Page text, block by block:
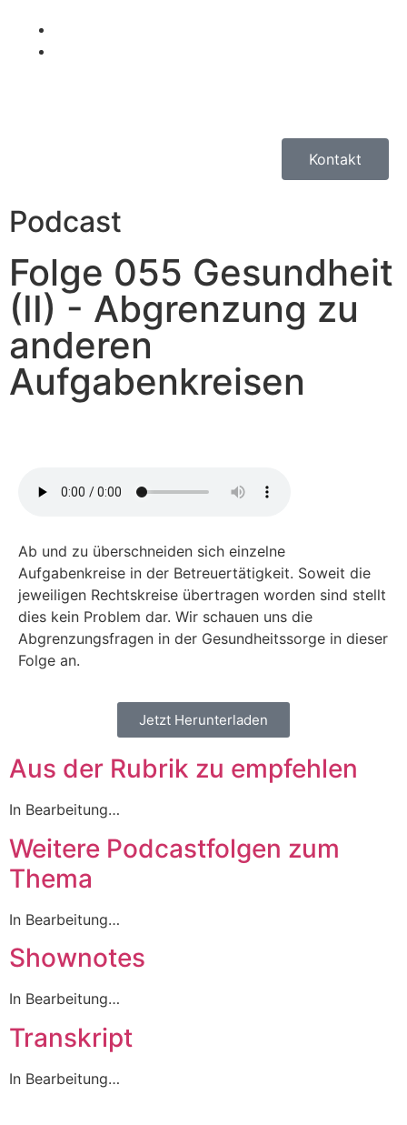
Kontakt
Podcast
Folge 055 Gesundheit
(II) - Abgrenzung zu
anderen
Aufgabenkreisen
Ab und zu überschneiden sich einzelne
Aufgabenkreise in der Betreuertätigkeit. Soweit die
jeweiligen Rechtskreise übertragen worden sind stellt
dies kein Problem dar. Wir schauen uns die
Abgrenzungsfragen in der Gesundheitssorge in dieser
Folge an.
Jetzt Herunterladen
Aus der Rubrik zu empfehlen
In Bearbeitung…
Weitere Podcastfolgen zum
Thema
In Bearbeitung…
Shownotes
In Bearbeitung…
Transkript
In Bearbeitung…